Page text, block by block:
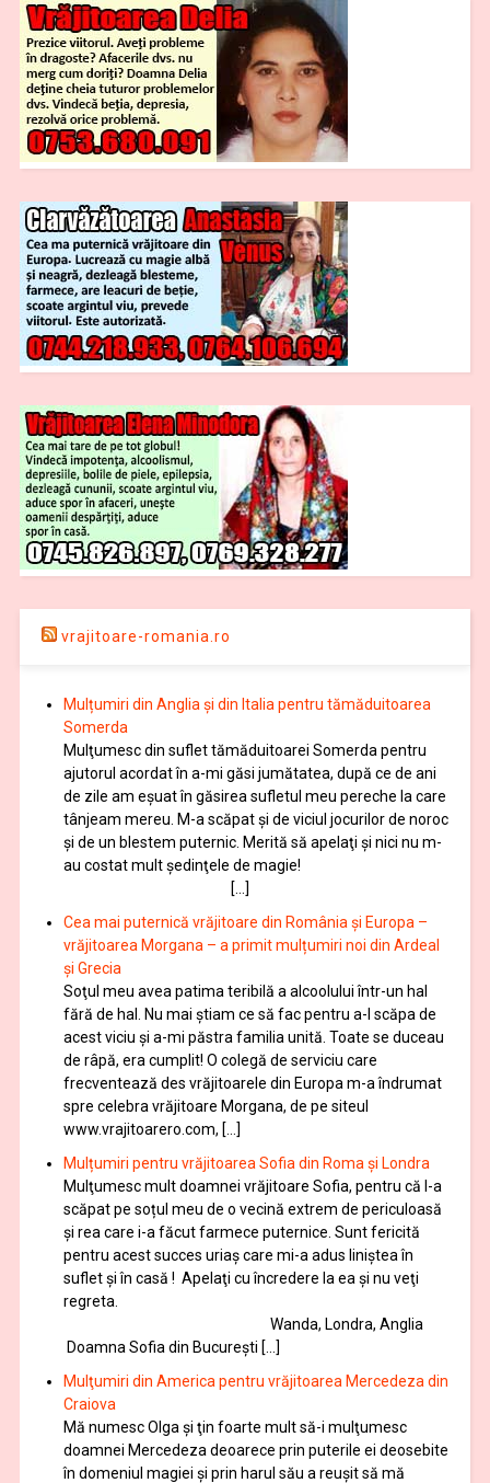
vrajitoare-romania.ro
Mulțumiri din Anglia și din Italia pentru tămăduitoarea
Somerda
Mulţumesc din suflet tămăduitoarei Somerda pentru
ajutorul acordat în a-mi găsi jumătatea, după ce de ani
de zile am eşuat în găsirea sufletul meu pereche la care
tânjeam mereu. M-a scăpat şi de viciul jocurilor de noroc
şi de un blestem puternic. Merită să apelaţi şi nici nu m-
au costat mult şedinţele de magie!
[…]
Cea mai puternică vrăjitoare din România și Europa –
vrăjitoarea Morgana – a primit mulțumiri noi din Ardeal
și Grecia
Soţul meu avea patima teribilă a alcoolului într-un hal
fără de hal. Nu mai ştiam ce să fac pentru a-l scăpa de
acest viciu şi a-mi păstra familia unită. Toate se duceau
de râpă, era cumplit! O colegă de serviciu care
frecventează des vrăjitoarele din Europa m-a îndrumat
spre celebra vrăjitoare Morgana, de pe siteul
www.vrajitoarero.com, […]
Mulțumiri pentru vrăjitoarea Sofia din Roma și Londra
Mulţumesc mult doamnei vrăjitoare Sofia, pentru că l-a
scăpat pe soțul meu de o vecină extrem de periculoasă
și rea care i-a făcut farmece puternice. Sunt fericită
pentru acest succes uriaș care mi-a adus liniștea în
suflet și în casă ! Apelaţi cu încredere la ea şi nu veţi
regreta.
Wanda, Londra, Anglia
Doamna Sofia din București […]
Mulţumiri din America pentru vrăjitoarea Mercedeza din
Craiova
Mă numesc Olga şi ţin foarte mult să-i mulţumesc
doamnei Mercedeza deoarece prin puterile ei deosebite
în domeniul magiei şi prin harul său a reuşit să mă